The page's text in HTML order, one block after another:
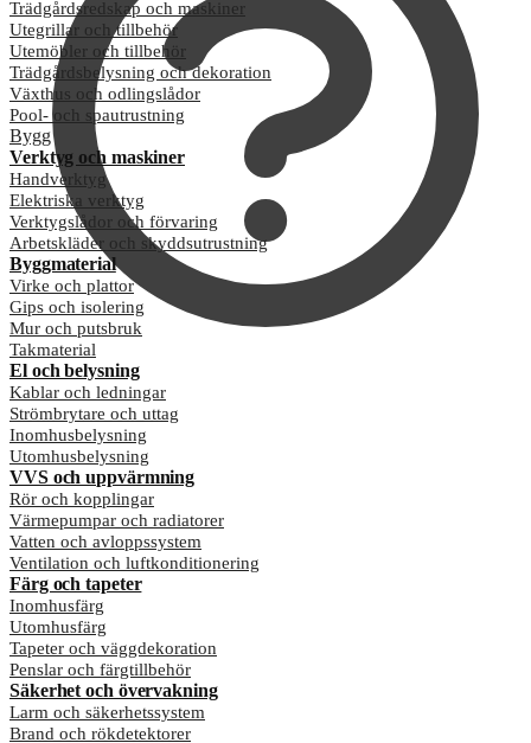
Trädgårdsredskap och maskiner
Utegrillar och tillbehör
Utemöbler och tillbehör
Trädgårdsbelysning och dekoration
Växthus och odlingslådor
Pool- och spautrustning
Bygg
Verktyg och maskiner
Handverktyg
Elektriska verktyg
Verktygslådor och förvaring
Arbetskläder och skyddsutrustning
Byggmaterial
Virke och plattor
Gips och isolering
Mur och putsbruk
Takmaterial
El och belysning
Kablar och ledningar
Strömbrytare och uttag
Inomhusbelysning
Utomhusbelysning
VVS och uppvärmning
Rör och kopplingar
Värmepumpar och radiatorer
Vatten och avloppssystem
Ventilation och luftkonditionering
Färg och tapeter
Inomhusfärg
Utomhusfärg
Tapeter och väggdekoration
Penslar och färgtillbehör
Säkerhet och övervakning
Larm och säkerhetssystem
Brand och rökdetektorer